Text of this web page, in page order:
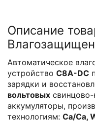
Описание
устройство
DC
Автоматическое
устройство C8A-DC
зарядки и
вольтовых
аккумуляторы,
технологиям: Ca/Ca,